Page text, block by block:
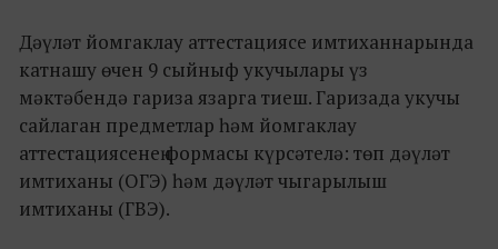
Дәүләт йомгаклау аттестациясе имтиханнарында
катнашу өчен 9 сыйныф укучылары үз
мәктәбендә гариза язарга тиеш. Гаризада укучы
сайлаган предметлар һәм йомгаклау
аттестациясенең формасы күрсәтелә: төп дәүләт
имтиханы (ОГЭ) һәм дәүләт чыгарылыш
имтиханы (ГВЭ).